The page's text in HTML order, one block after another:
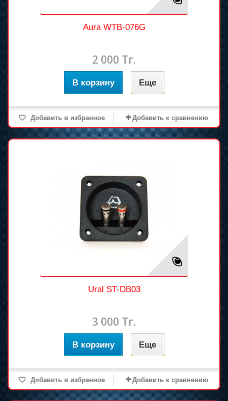
Aura WTB-076G
2 000 Тг.
В корзину Еще
Добавить в избранное Добавить к сравнению
Ural ST-DB03
3 000 Тг.
В корзину Еще
Добавить в избранное Добавить к сравнению